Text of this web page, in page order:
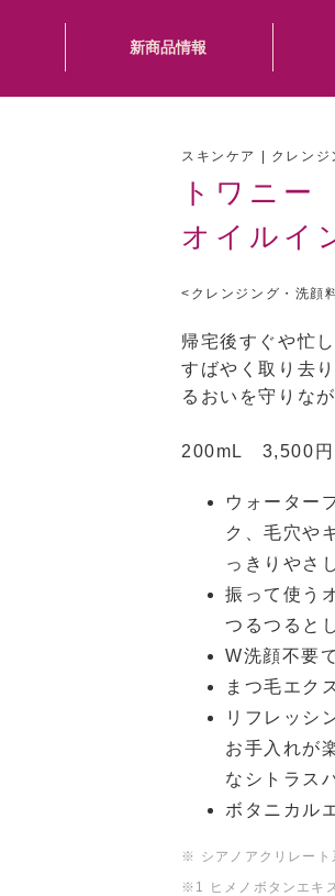
新商品情報
スキンケア | クレンジ
トワニー
オイルイ
<クレンジング・洗顔
帰宅後すぐや忙
すばやく取り去
るおいを守りな
200mL 3,500円
ウォーター
ク、毛穴や
っきりやさ
振って使う
つるつると
W洗顔不要
まつ毛エク
リフレッシ
お手入れが
なシトラス
ボタニカル
※
シアノアクリレー
※1
ヒメノボタンエキ